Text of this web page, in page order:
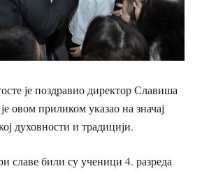
је поздравио директор Славиша
овом приликом указао на значај
духовности и традицији.
славе били су ученици 4. разреда